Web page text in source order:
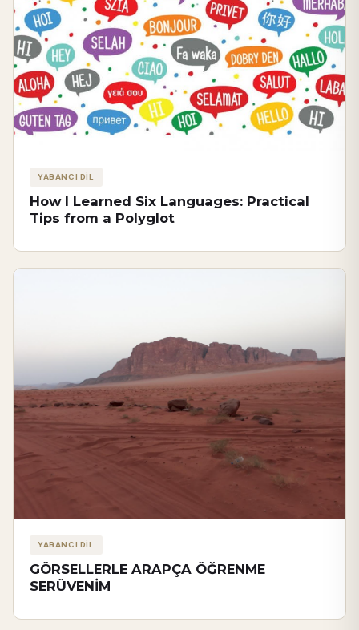
YABANCI DİL
How I Learned Six Languages: Practical
Tips from a Polyglot
YABANCI DİL
GÖRSELLERLE ARAPÇA ÖĞRENME
SERÜVENİM